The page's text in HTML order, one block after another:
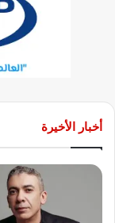
أخبار الأخيرة